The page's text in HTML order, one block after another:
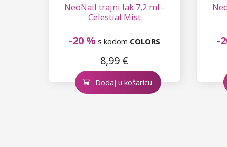
NeoNail trajni lak 7,2 ml -
Celestial Mist
-20 % s kodom COLORS
8,99 €
Dodaj u košaricu
-